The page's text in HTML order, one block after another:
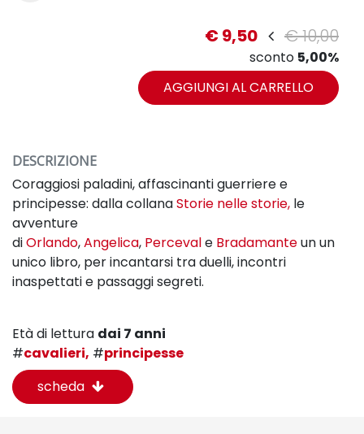
€ 9,50 € 10,00
sconto 5,00%
AGGIUNGI AL CARRELLO
DESCRIZIONE
Coraggiosi paladini, affascinanti guerriere e
principesse: dalla collanaStorie nelle storie, le
avventure
diOrlando,Angelica, Percevale Bradamanteun un
unico libro, per incantarsi tra duelli, incontri
inaspettati e passaggi segreti.
Età di lettura dai 7 anni
#cavalieri, #principesse
scheda